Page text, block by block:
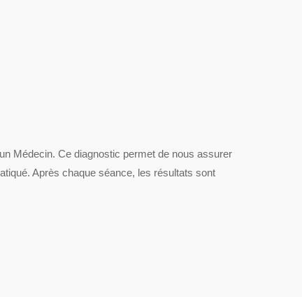
Médecin. Ce diagnostic permet de nous assurer
Après chaque séance, les résultats sont